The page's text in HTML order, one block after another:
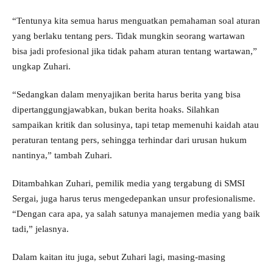
“Tentunya kita semua harus menguatkan pemahaman soal aturan
yang berlaku tentang pers. Tidak mungkin seorang wartawan
bisa jadi profesional jika tidak paham aturan tentang wartawan,”
ungkap Zuhari.
“Sedangkan dalam menyajikan berita harus berita yang bisa
dipertanggungjawabkan, bukan berita hoaks. Silahkan
sampaikan kritik dan solusinya, tapi tetap memenuhi kaidah atau
peraturan tentang pers, sehingga terhindar dari urusan hukum
nantinya,” tambah Zuhari.
Ditambahkan Zuhari, pemilik media yang tergabung di SMSI
Sergai, juga harus terus mengedepankan unsur profesionalisme.
“Dengan cara apa, ya salah satunya manajemen media yang baik
tadi,” jelasnya.
Dalam kaitan itu juga, sebut Zuhari lagi, masing-masing